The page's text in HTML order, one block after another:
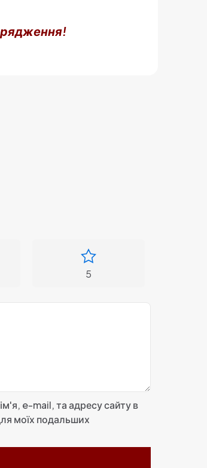
5
e-mail, та адресу сайту в
моїх подальших